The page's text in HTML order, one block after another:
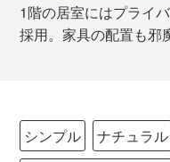
1階の居室にはプライ
採用。家具の配置も邪
シンプル ナチュラル